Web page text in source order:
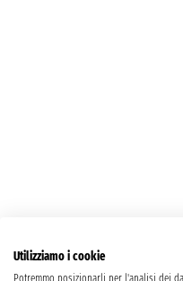
Utilizziamo i cookie
Potremmo posizionarli per l'analisi dei